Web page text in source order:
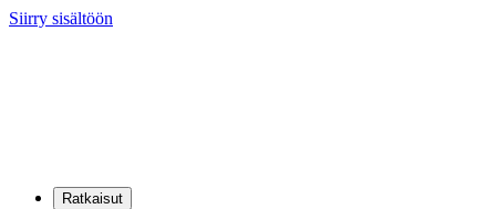
Siirry sisältöön
Ratkaisut